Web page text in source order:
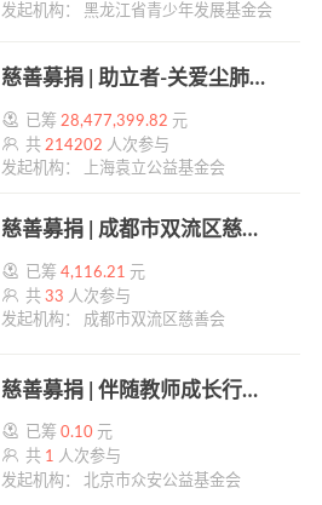
发起机构： 黑龙江省青少年发展基金会
慈善募捐 | 助立者-关爱尘肺病农民工 | 帮帮公益
已筹 28,477,399.82 元
共 214202 人次参与
发起机构： 上海袁立公益基金会
慈善募捐 | 成都市双流区慈善会“巾帼有你·金典护航”顶梁柱妇女赋能支持项目 | 帮帮公益
已筹4,116.21 元
共33 人次参与
发起机构： 成都市双流区慈善会
慈善募捐 | 伴随教师成长行动 | 帮帮公益
已筹0.10 元
共 1 人次参与
发起机构： 北京市众安公益基金会